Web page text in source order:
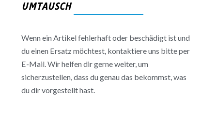
UMTAUSCH
Wenn ein Artikel fehlerhaft oder beschädigt ist und
du einen Ersatz möchtest, kontaktiere uns bitte per
E-Mail. Wir helfen dir gerne weiter, um
sicherzustellen, dass du genau das bekommst, was
du dir vorgestellt hast.